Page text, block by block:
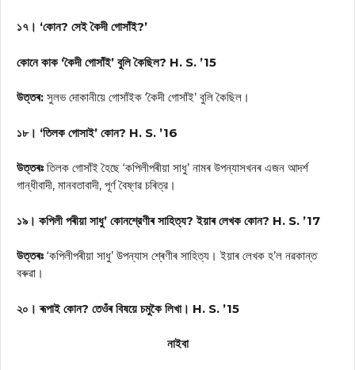
১৭। ‘কোন? সেই কৈদী গোসাঁই?’
কোনে কাক ‘কৈদী গোসাঁই’ বুলি কৈছিল? H. S. ’15
উত্তৰ: সুলভ দোকানীয়ে গোসাঁইক ‘কৈদী গোসাঁই’ বুলি কৈছিল।
১৮। ‘তিলক গোসাই’ কোন? H. S. ’16
উত্তৰঃ তিলক গোসাঁই হৈছে ‘কপিলীপৰীয়া সাধু’ নামৰ উপন্যাসখনৰ এজন আদর্শ
গান্ধীবাদী, মানবতাবাদী, পূর্ণ বৈষ্ণৱ চৰিত্র।
১৯। কপিলী পৰীয়া সাধু’ কোনশ্রেণীৰ সাহিত্য? ইয়াৰ লেখক কোন? H. S. ’17
উত্তৰঃ ‘কপিলীপৰীয়া সাধু’ উপন্যাস শ্ৰেণীৰ সাহিত্য। ইয়াৰ লেখক হ’ল নৱকান্ত
বৰুৱা।
২০। ৰূপাই কোন? তেওঁৰ বিষয়ে চমুকৈ লিখা। H. S. ’15
নাইবা